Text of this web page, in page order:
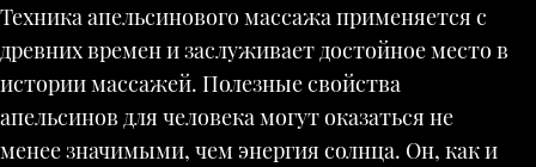
Техника апельсинового массажа применяется с
древних времен и заслуживает достойное место в
истории массажей. Полезные свойства
апельсинов для человека могут оказаться не
менее значимыми, чем энергия солнца. Он, как и